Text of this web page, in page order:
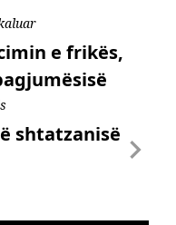
e frikës,
shtatzanisë